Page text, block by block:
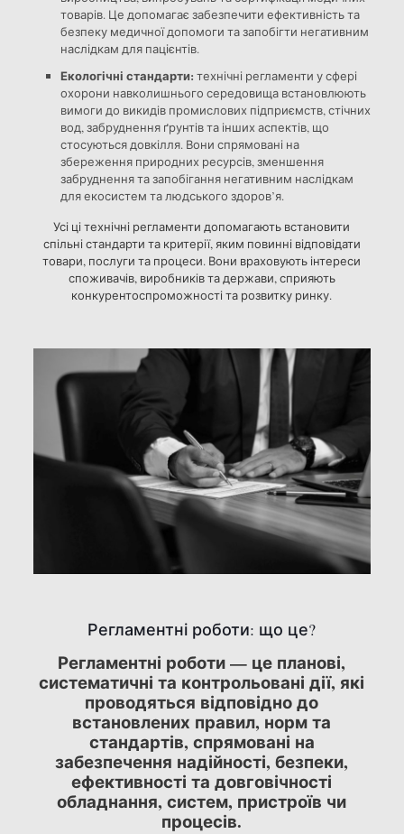
товарів. Це допомагає забезпечити ефективність та
безпеку медичної допомоги та запобігти негативним
наслідкам для пацієнтів.
Екологічні стандарти: технічні регламенти у сфері
охорони навколишнього середовища встановлюють
вимоги до викидів промислових підприємств, стічних
вод, забруднення ґрунтів та інших аспектів, що
стосуються довкілля. Вони спрямовані на
збереження природних ресурсів, зменшення
забруднення та запобігання негативним наслідкам
для екосистем та людського здоров’я.
Усі ці технічні регламенти допомагають встановити
спільні стандарти та критерії, яким повинні відповідати
товари, послуги та процеси. Вони враховують інтереси
споживачів, виробників та держави, сприяють
конкурентоспроможності та розвитку ринку.
Регламентні роботи: що це?
Регламентні роботи — це планові,
систематичні та контрольовані дії, які
проводяться відповідно до
встановлених правил, норм та
стандартів, спрямовані на
забезпечення надійності, безпеки,
ефективності та довговічності
обладнання, систем, пристроїв чи
процесів.